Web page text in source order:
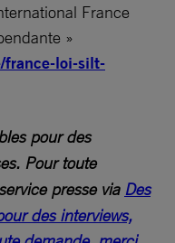
France
»
france-loi-silt-
pour des
Pour toute
presse via Des
des interviews,